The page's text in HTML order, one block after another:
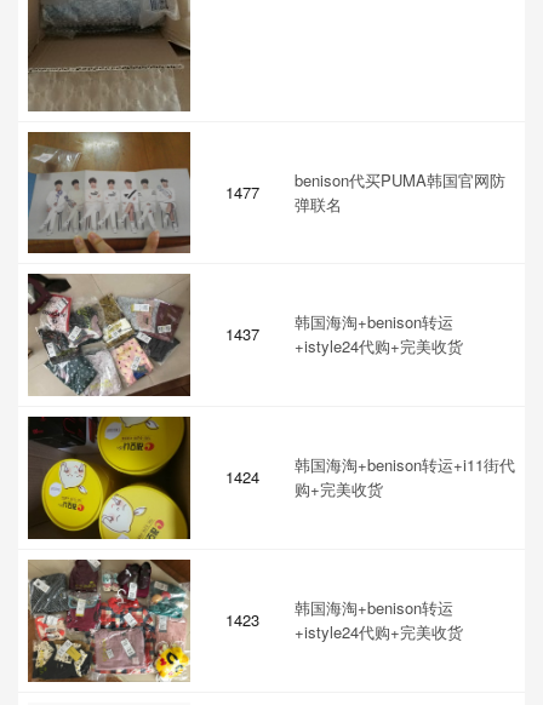
1477
benison代买PUMA韩国官网防
弹联名
1437
韩国海淘+benison转运
+istyle24代购+完美收货
1424
韩国海淘+benison转运+i11街代
购+完美收货
1423
韩国海淘+benison转运
+istyle24代购+完美收货